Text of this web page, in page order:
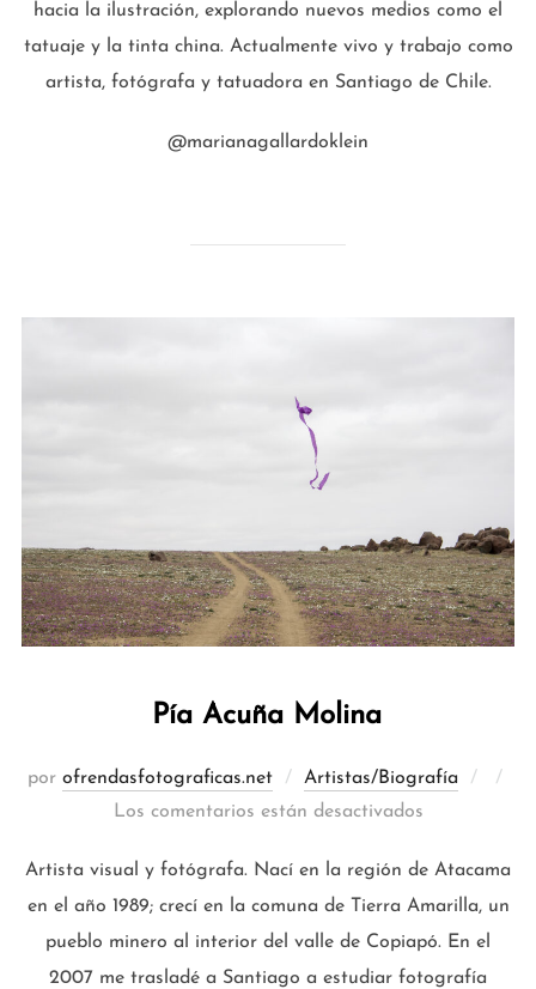
hacia la ilustración, explorando nuevos medios como el
tatuaje y la tinta china. Actualmente vivo y trabajo como
artista, fotógrafa y tatuadora en Santiago de Chile.
@marianagallardoklein
Pía Acuña Molina
por ofrendasfotograficas.net Artistas/Biografía
Los comentarios están desactivados
Artista visual y fotógrafa. Nací en la región de Atacama
en el año 1989; crecí en la comuna de Tierra Amarilla, un
pueblo minero al interior del valle de Copiapó. En el
2007 me trasladé a Santiago a estudiar fotografía